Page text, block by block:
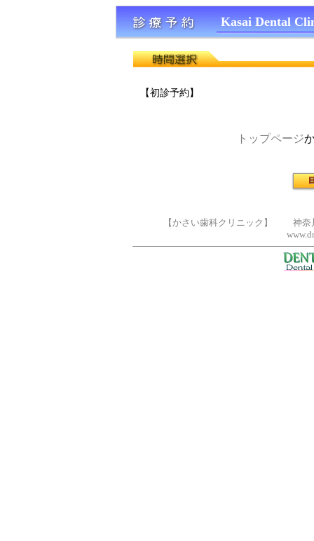
Kasai Dental
【初診予約】
トップページ
【かさい歯科クリニック】 神